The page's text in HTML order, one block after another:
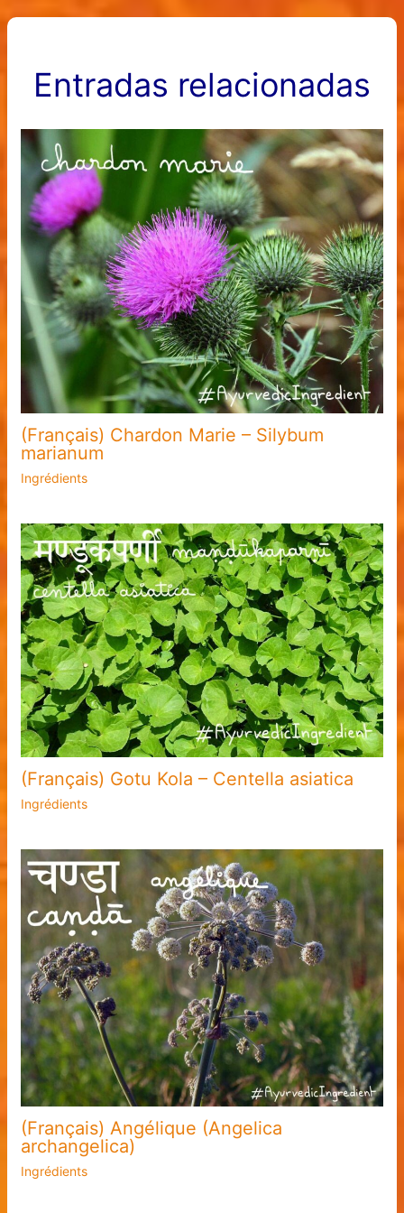
Entradas relacionadas
(Français) Chardon Marie – Silybum
marianum
Ingrédients
(Français) Gotu Kola – Centella asiatica
Ingrédients
(Français) Angélique (Angelica
archangelica)
Ingrédients